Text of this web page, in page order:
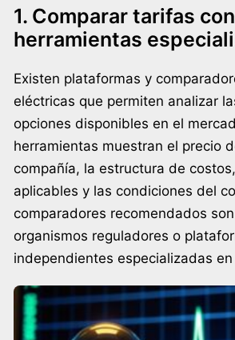
1. Comparar tarifas con
herramientas
Existen plataformas y
eléctricas que permiten analizar
opciones disponibles en el
herramientas muestran el precio
compañía, la estructura de
aplicables y las condiciones del
comparadores recomendados
organismos reguladores o
independientes especializadas